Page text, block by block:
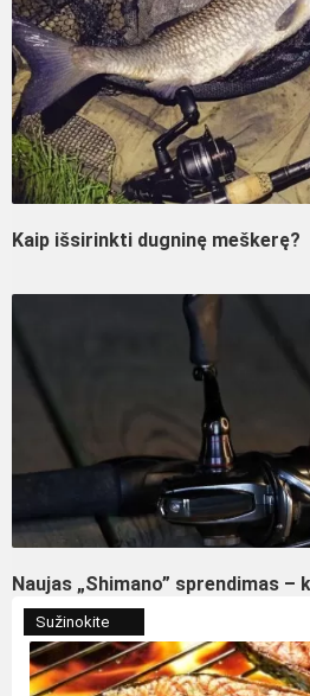
Kaip išsirinkti dugninę meškerę?
Naujas „Shimano” sprendimas –
Sužinokite